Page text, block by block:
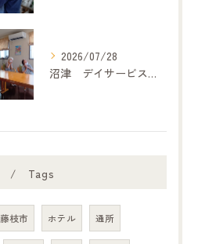
2026/07/28
沼津 デイサービス「どうぞの家」 歌体操
Tags
藤枝市 ホテル 通所